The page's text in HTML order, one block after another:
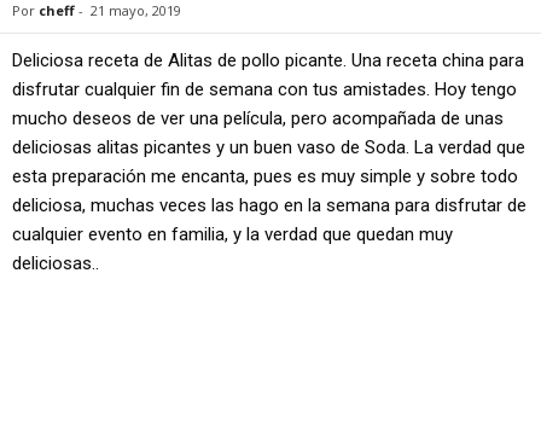
Por cheff - 21 mayo, 2019
Deliciosa receta de Alitas de pollo picante. Una receta china para
disfrutar cualquier fin de semana con tus amistades. Hoy tengo
mucho deseos de ver una película, pero acompañada de unas
deliciosas alitas picantes y un buen vaso de Soda. La verdad que
esta preparación me encanta, pues es muy simple y sobre todo
deliciosa, muchas veces las hago en la semana para disfrutar de
cualquier evento en familia, y la verdad que quedan muy
deliciosas..